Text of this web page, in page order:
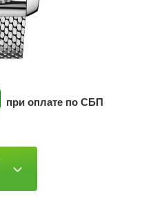
при оплате по СБП